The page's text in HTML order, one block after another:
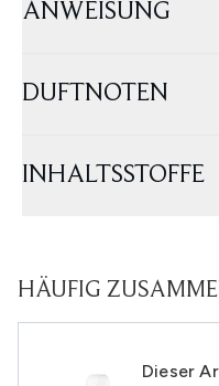
ANWEISUNG
DUFTNOTEN
INHALTSSTOFFE
HÄUFIG
Dieser